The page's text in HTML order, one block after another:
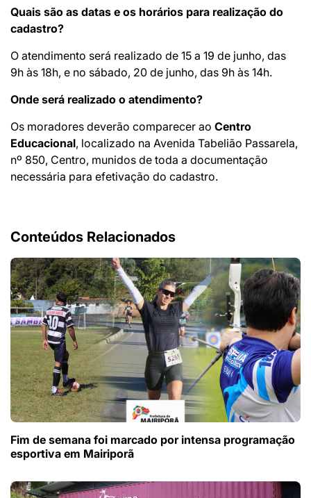
Quais são as datas e os horários para realização do
cadastro?
O atendimento será realizado de 15 a 19 de junho, das
9h às 18h, e no sábado, 20 de junho, das 9h às 14h.
Onde será realizado o atendimento?
Os moradores deverão comparecer ao Centro
Educacional, localizado na Avenida Tabelião Passarela,
nº 850, Centro, munidos de toda a documentação
necessária para efetivação do cadastro.
Conteúdos Relacionados
Fim de semana foi marcado por intensa programação
esportiva em Mairiporã